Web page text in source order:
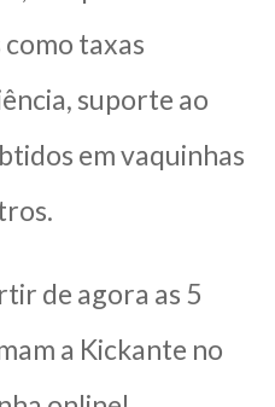
taxas
suporte ao
em vaquinhas
de agora as 5
a Kickante no